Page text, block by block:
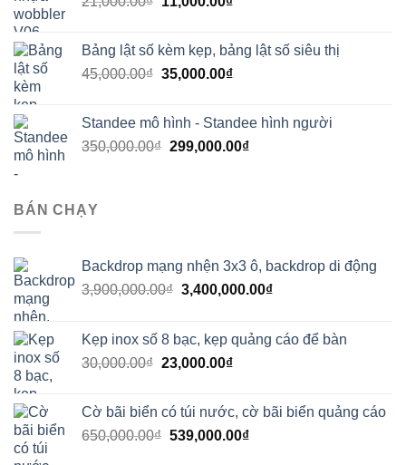
21,000.00₫.là:
11,000.00₫.
Bảng lật số kèm kẹp, bảng lật số siêu thị
45,000.00₫ Giá
45,000.00₫.
35,000.00₫Giá
là:
35,000.00₫.
Standee mô hình - Standee hình người
350,000.00₫ Giá
299,000.00₫Giá
BÁN CHẠY
Backdrop mạng nhện 3x3 ô, backdrop di động
3,900,000.00₫ Giá
3,900,000.00₫.
3,400,000.00₫Giá
là:
Kẹp inox số 8 bạc, kẹp quảng cáo để bàn
30,000.00₫ Giá
30,000.00₫.
23,000.00₫Giá
là:
23,000.00₫.
Cờ bãi biển có túi nước, cờ bãi biển quảng cáo
650,000.00₫ Giá
539,000.00₫Giá